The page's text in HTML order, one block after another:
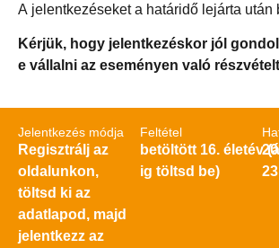
A jelentkezéseket a határidő lejárta után
Kérjük, hogy jelentkezéskor jól
e vállalni az eseményen való
Jelentkezés módja
Regisztrálj az
oldalunkon,
töltsd ki az
adatlapod, majd
jelentkezz az
Feltétel
betöltött 16. életév
ig töltsd be)